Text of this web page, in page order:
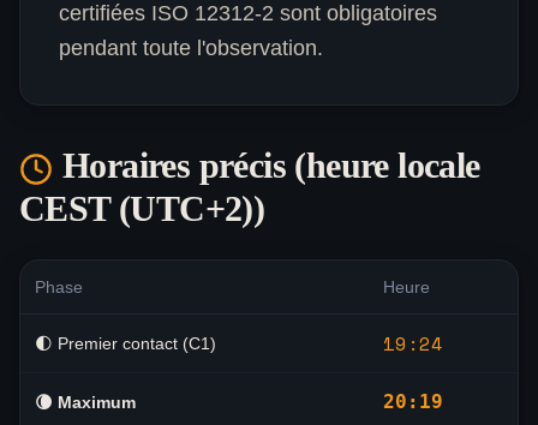
certifiées ISO 12312-2 sont obligatoires
pendant toute l'observation.
Horaires précis (heure locale
CEST (UTC+2))
Phase Heure
🌓 Premier contact (C1) 19:24
🌘 Maximum 20:19